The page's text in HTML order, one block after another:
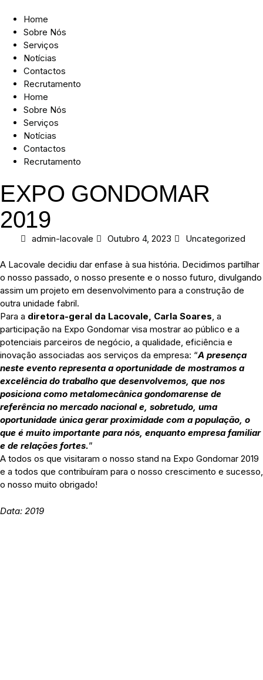
Home
Sobre Nós
Serviços
Notícias
Contactos
Recrutamento
Home
Sobre Nós
Serviços
Notícias
Contactos
Recrutamento
EXPO GONDOMAR
2019
admin-lacovale Outubro 4, 2023 Uncategorized
A Lacovale decidiu dar enfase à sua história. Decidimos partilhar
o nosso passado, o nosso presente e o nosso futuro, divulgando
assim um projeto em desenvolvimento para a construção de
outra unidade fabril.
Para a diretora-geral da Lacovale, Carla Soares, a
participação na Expo Gondomar visa mostrar ao público e a
potenciais parceiros de negócio, a qualidade, eficiência e
inovação associadas aos serviços da empresa: “A presença
neste evento representa a oportunidade de mostramos a
excelência do trabalho que desenvolvemos, que nos
posiciona como metalomecânica gondomarense de
referência no mercado nacional e, sobretudo, uma
oportunidade única gerar proximidade com a população, o
que é muito importante para nós, enquanto empresa familiar
e de relações fortes.”
A todos os que visitaram o nosso stand na Expo Gondomar 2019
e a todos que contribuíram para o nosso crescimento e sucesso,
o nosso muito obrigado!
Data: 2019